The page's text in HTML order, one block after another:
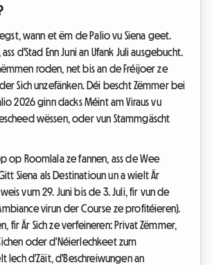
wann et ëm de Palio vu Siena geet.
d'Stad Enn Juni an Ufank Juli ausgebucht.
roden, net bis an de Fréijoer ze
Sich unzefänken. Déi bescht Zëmmer bei
2026 ginn dacks Méint am Viraus vu
wëssen, oder vun Stammgäscht
op Roomlala ze fannen, ass de Wee
Siena als Destinatioun un a wielt Är
vum 29. Juni bis de 3. Juli, fir vun de
virun der Course ze profitéieren).
fir Är Sich ze verfeineren: Privat Zëmmer,
oder d'Néierlechkeet zum
Iech d'Zäit, d'Beschreiwungen an